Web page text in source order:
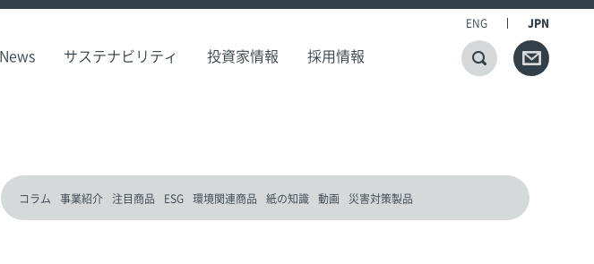
News サステナビリティ 投資家情報 採用情報
ENG JPN
コラム 事業紹介 注目商品 ESG 環境関連商品 紙の知識 動画 災害対策製品